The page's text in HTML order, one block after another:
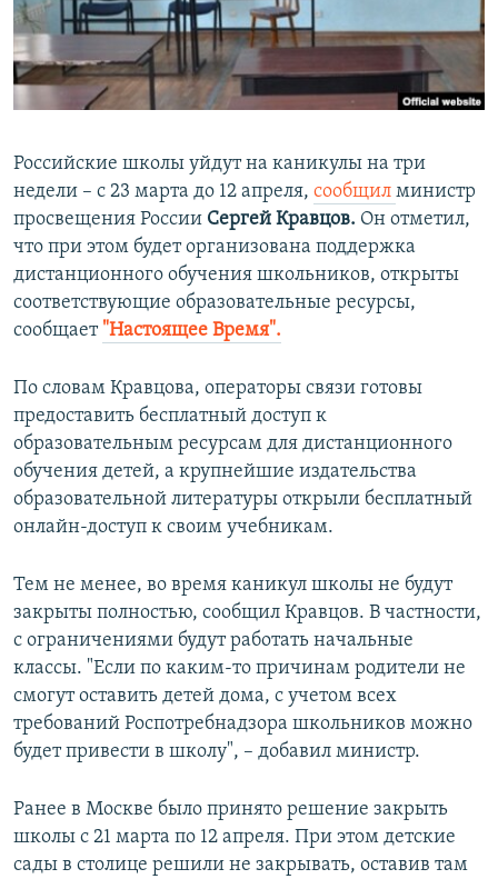
ПОБЕДИТЕЛЕЙ НЕ СУДЯТ?
КРЫМ.НЕПОКОРЕННЫЙ
ПРИСОЕДИНЯЙТЕСЬ!
Все сайты RFE/RL
Российские школы уйдут на каникулы на три
недели – с 23 марта до 12 апреля, сообщил министр
просвещения России Сергей Кравцов. Он отметил,
что при этом будет организована поддержка
дистанционного обучения школьников, открыты
соответствующие образовательные ресурсы,
сообщает "Настоящее Время".
По словам Кравцова, операторы связи готовы
предоставить бесплатный доступ к
образовательным ресурсам для дистанционного
обучения детей, а крупнейшие издательства
образовательной литературы открыли бесплатный
онлайн-доступ к своим учебникам.
Тем не менее, во время каникул школы не будут
закрыты полностью, сообщил Кравцов. В частности,
с ограничениями будут работать начальные
классы. "Если по каким-то причинам родители не
смогут оставить детей дома, с учетом всех
требований Роспотребнадзора школьников можно
будет привести в школу", – добавил министр.
Ранее в Москве было принято решение закрыть
школы с 21 марта по 12 апреля. При этом детские
сады в столице решили не закрывать, оставив там